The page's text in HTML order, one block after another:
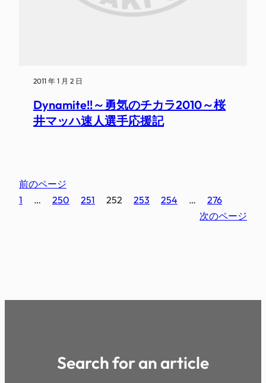
2011 年 1 月 2 日
Dynamite!!～勇気のチカラ2010～桜
井マッハ速人選手応援記
前のページ
1
… 250 251 252 253 254 …
276
次のページ
Search for an article